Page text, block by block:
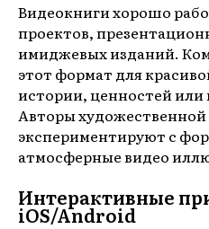
Видеокниги хорошо
проектов,
имиджевых изданий.
этот формат для
истории, ценностей
Авторы
экспериментируют с
атмосферные видео
Интерактивные
iOS/Android